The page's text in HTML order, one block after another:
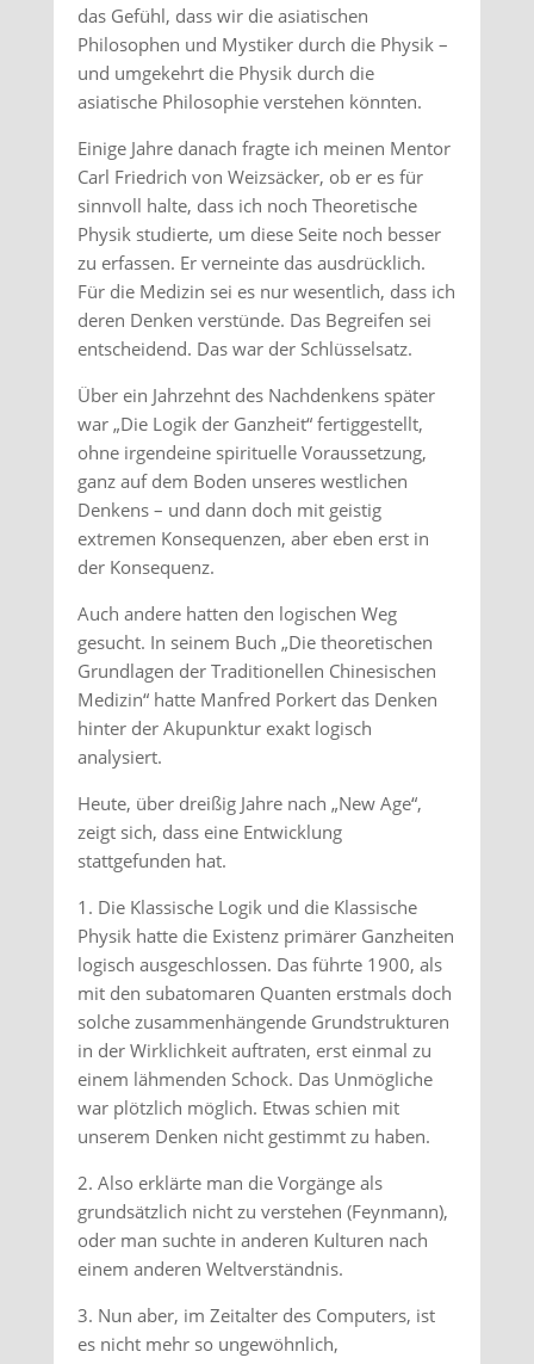
das Gefühl, dass wir die asiatischen
Philosophen und Mystiker durch die Physik –
und umgekehrt die Physik durch die
asiatische Philosophie verstehen könnten.
Einige Jahre danach fragte ich meinen Mentor
Carl Friedrich von Weizsäcker, ob er es für
sinnvoll halte, dass ich noch Theoretische
Physik studierte, um diese Seite noch besser
zu erfassen. Er verneinte das ausdrücklich.
Für die Medizin sei es nur wesentlich, dass ich
deren Denken verstünde. Das Begreifen sei
entscheidend. Das war der Schlüsselsatz.
Über ein Jahrzehnt des Nachdenkens später
war „Die Logik der Ganzheit“ fertiggestellt,
ohne irgendeine spirituelle Voraussetzung,
ganz auf dem Boden unseres westlichen
Denkens – und dann doch mit geistig
extremen Konsequenzen, aber eben erst in
der Konsequenz.
Auch andere hatten den logischen Weg
gesucht. In seinem Buch „Die theoretischen
Grundlagen der Traditionellen Chinesischen
Medizin“ hatte Manfred Porkert das Denken
hinter der Akupunktur exakt logisch
analysiert.
Heute, über dreißig Jahre nach „New Age“,
zeigt sich, dass eine Entwicklung
stattgefunden hat.
1. Die Klassische Logik und die Klassische
Physik hatte die Existenz primärer Ganzheiten
logisch ausgeschlossen. Das führte 1900, als
mit den subatomaren Quanten erstmals doch
solche zusammenhängende Grundstrukturen
in der Wirklichkeit auftraten, erst einmal zu
einem lähmenden Schock. Das Unmögliche
war plötzlich möglich. Etwas schien mit
unserem Denken nicht gestimmt zu haben.
2. Also erklärte man die Vorgänge als
grundsätzlich nicht zu verstehen (Feynmann),
oder man suchte in anderen Kulturen nach
einem anderen Weltverständnis.
3. Nun aber, im Zeitalter des Computers, ist
es nicht mehr so ungewöhnlich,